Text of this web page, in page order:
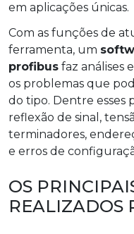
em aplicações únicas.
Com as funções de
ferramenta, um
profibus faz análises
os problemas que
do tipo. Dentre esses
reflexão de sinal,
terminadores,
e erros de
OS
REALIZADOS